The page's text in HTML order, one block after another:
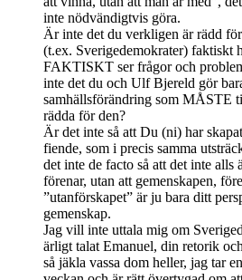
inte nödvändigtvis göra.
Är inte det du verkligen är rädd
(t.ex. Sverigedemokrater) faktiskt
FAKTISKT ser frågor och
inte det du och Ulf Bjereld gör
samhällsförändring som MÅSTE
rädda för den?
Är det inte så att Du (ni) har
fiende, som i precis samma
det inte de facto så att det inte alls
förenar, utan att gemenskapen,
”utanförskapet” är ju bara ditt
gemenskap.
Jag vill inte uttala mig om
ärligt talat Emanuel, din retorik
så jäkla vassa dom heller, jag tar